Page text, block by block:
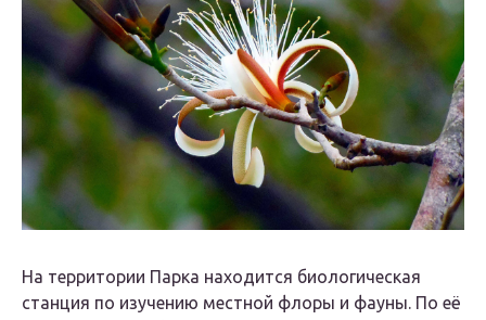
На территории Парка находится биологическая
станция по изучению местной флоры и фауны. По её